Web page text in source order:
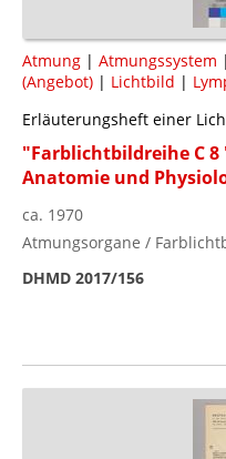
Atmung | Atmungssystem |
(Angebot) | Lichtbild |
Erläuterungsheft einer
"Farblichtbildreihe C
Anatomie und
ca. 1970
Atmungsorgane /
DHMD 2017/156